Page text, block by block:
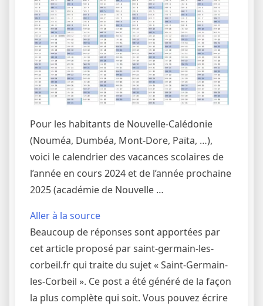
Pour les habitants de Nouvelle-Calédonie
(Nouméa, Dumbéa, Mont-Dore, Païta, …),
voici le calendrier des vacances scolaires de
l’année en cours 2024 et de l’année prochaine
2025 (académie de Nouvelle …
Aller à la source
Beaucoup de réponses sont apportées par
cet article proposé par saint-germain-les-
corbeil.fr qui traite du sujet « Saint-Germain-
les-Corbeil ». Ce post a été généré de la façon
la plus complète qui soit. Vous pouvez écrire